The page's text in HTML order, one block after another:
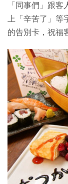
「同事們」跟
上「辛苦了」
的告別卡，祝福